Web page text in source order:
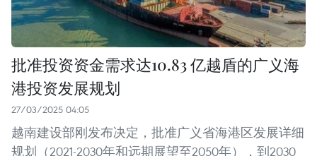
批准投资资金需求达10.83 亿越盾的广义海
港投资发展规划
27/03/2025 04:05
越南建设部刚发布决定，批准广义省海港区发展详细
规划（2021-2030年和远期展望至2050年），到2030